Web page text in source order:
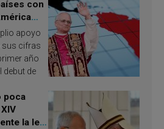
con
apoyo
sus cifras
año
debut de
poca
la ley